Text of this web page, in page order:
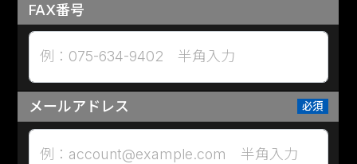
FAX番号
例：075-634-9402 半角入力
メールアドレス
例：account@example.com 半角入力